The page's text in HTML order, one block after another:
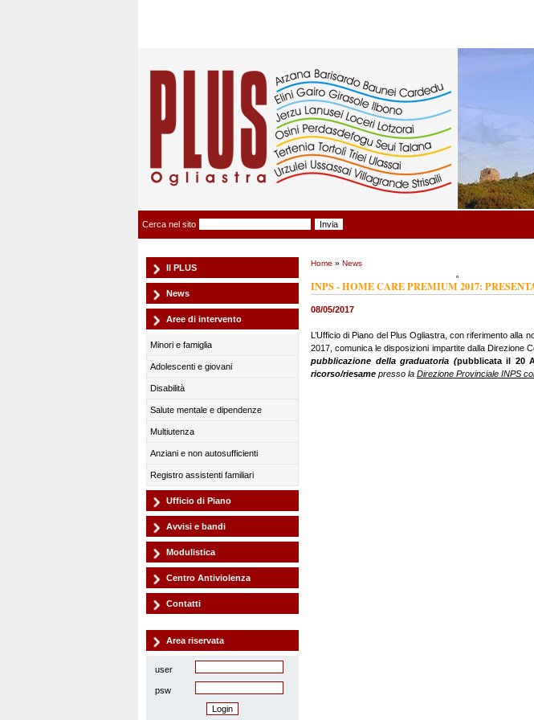
Cerca nel sito
Il PLUS
News
Aree di intervento
Minori e famiglia
Adolescenti e giovani
Disabilità
Salute mentale e dipendenze
Multiutenza
Anziani e non autosufficienti
Registro assistenti familiari
Ufficio di Piano
Avvisi e bandi
Modulistica
Centro Antiviolenza
Contatti
Area riservata
user
psw
Home » News
INPS - HOME CARE PREMIUM 2017:
08/05/2017
L’Ufficio di Piano del Plus Ogliastra, con riferimento alla
2017, comunica le disposizioni impartite dalla Direzione
pubblicazione della graduatoria (pubblicata il 20
ricorso/riesame presso la Direzione Provinciale INPS